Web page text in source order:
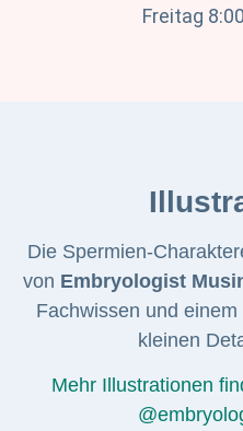
Freitag
Die Spermien-
von Embryologist
Fachwissen und
kleinen
Mehr Illustrationen